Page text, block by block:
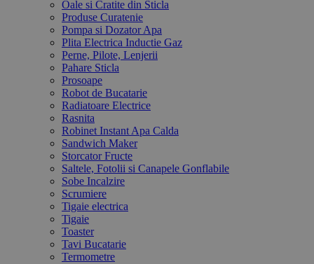
Oale si Cratite din Sticla
Produse Curatenie
Pompa si Dozator Apa
Plita Electrica Inductie Gaz
Perne, Pilote, Lenjerii
Pahare Sticla
Prosoape
Robot de Bucatarie
Radiatoare Electrice
Rasnita
Robinet Instant Apa Calda
Sandwich Maker
Storcator Fructe
Saltele, Fotolii si Canapele Gonflabile
Sobe Incalzire
Scrumiere
Tigaie electrica
Tigaie
Toaster
Tavi Bucatarie
Termometre